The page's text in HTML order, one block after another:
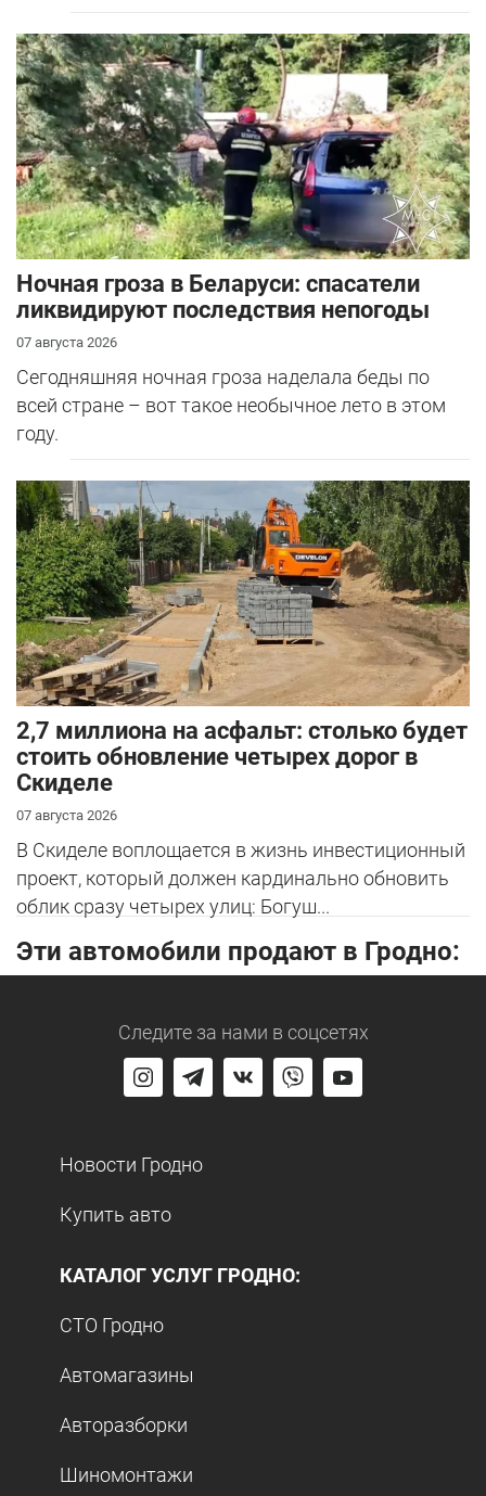
Ночная гроза в Беларуси: спасатели
ликвидируют последствия непогоды
07 августа 2026
Сегодняшняя ночная гроза наделала беды по
всей стране – вот такое необычное лето в этом
году.
2,7 миллиона на асфальт: столько будет
стоить обновление четырех дорог в
Скиделе
07 августа 2026
В Скиделе воплощается в жизнь инвестиционный
проект, который должен кардинально обновить
облик сразу четырех улиц: Богуш...
Эти автомобили продают в Гродно:
Следите за нами в соцсетях
Новости Гродно
Купить авто
КАТАЛОГ УСЛУГ ГРОДНО:
СТО Гродно
Автомагазины
Авторазборки
Шиномонтажи